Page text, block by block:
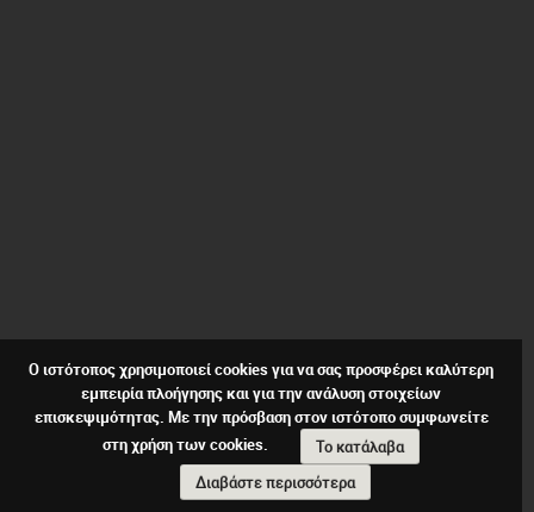
Ο ιστότοπος χρησιμοποιεί cookies για να σας προσφέρει καλύτερη
εμπειρία πλοήγησης και για την ανάλυση στοιχείων
επισκεψιμότητας. Με την πρόσβαση στον ιστότοπο συμφωνείτε
στη χρήση των cookies.
Το κατάλαβα
Διαβάστε περισσότερα